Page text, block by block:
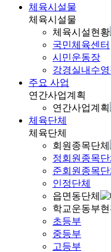
체육시설물
체육시설물
체육시설현황
국민체육센터
시민운동장
강경실내수
주요 사업
연간사업계획
연간사업계획
체육단체
체육단체
회원종목단체
정회원종목단
준회원종목단
인정단체
읍면동단체
학교운동부
초등부
중등부
고등부